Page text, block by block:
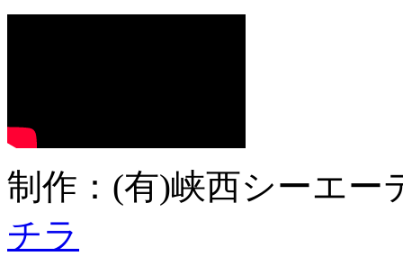
制作：(有)峡西シーエ
チラ